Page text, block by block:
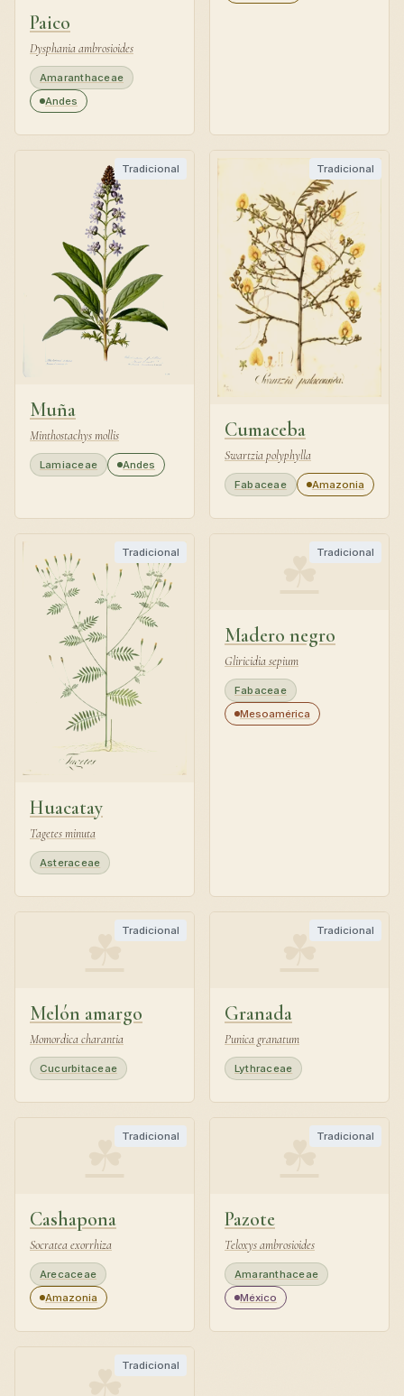
Paico
Dysphania ambrosioides
Amaranthaceae
Andes
Tradicional
Muña
Minthostachys mollis
Lamiaceae Andes
Tradicional
Cumaceba
Swartzia polyphylla
Fabaceae Amazonia
Tradicional
Huacatay
Tagetes minuta
Asteraceae
Tradicional
☘
Madero negro
Gliricidia sepium
Fabaceae
Mesoamérica
Tradicional
☘
Melón amargo
Momordica charantia
Cucurbitaceae
Tradicional
☘
Granada
Punica granatum
Lythraceae
Tradicional
☘
Cashapona
Socratea exorrhiza
Arecaceae
Amazonia
Tradicional
☘
Pazote
Teloxys ambrosioides
Amaranthaceae
México
Tradicional
☘